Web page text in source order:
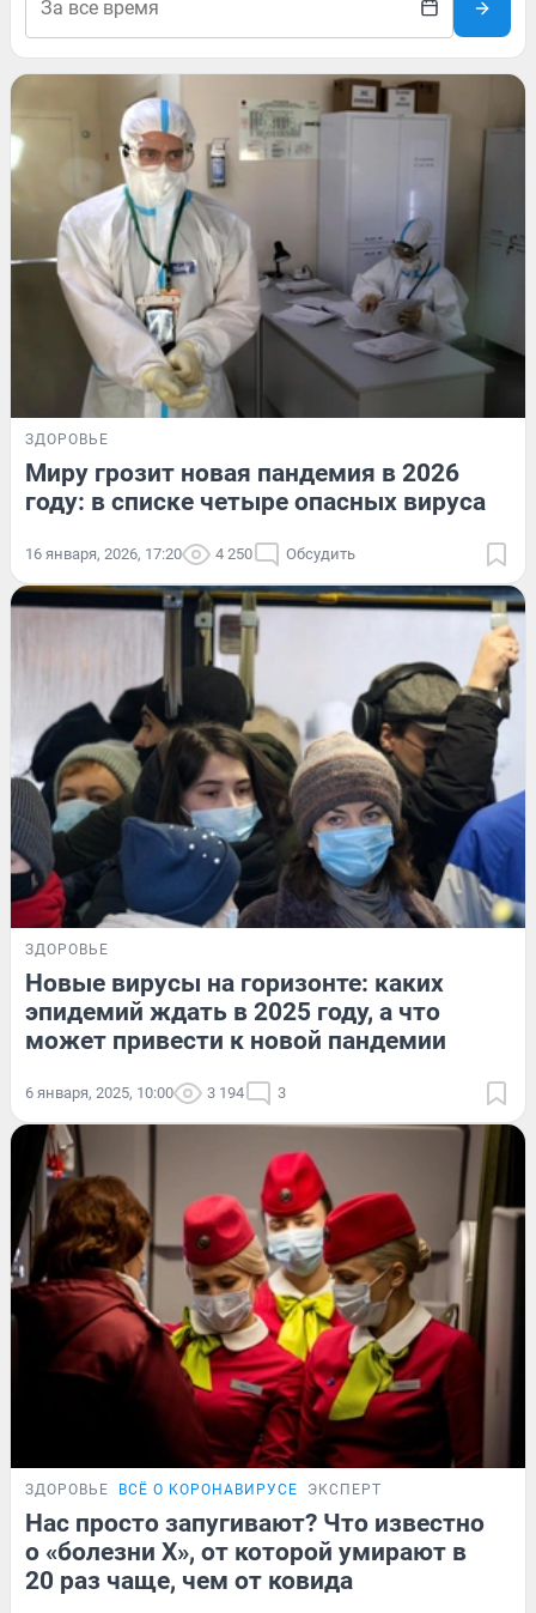
ЗДОРОВЬЕ
Миру грозит новая пандемия в 2026
году: в списке четыре опасных вируса
16 января, 2026, 17:20 4 250 Обсудить
ЗДОРОВЬЕ
Новые вирусы на горизонте: каких
эпидемий ждать в 2025 году, а что
может привести к новой пандемии
6 января, 2025, 10:00 3 194 3
ЗДОРОВЬЕ ВСЁ О КОРОНАВИРУСЕ ЭКСПЕРТ
Нас просто запугивают? Что известно
о «болезни X», от которой умирают в
20 раз чаще, чем от ковида